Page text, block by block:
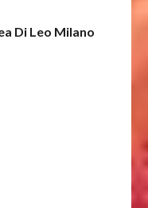
Di Leo Milano